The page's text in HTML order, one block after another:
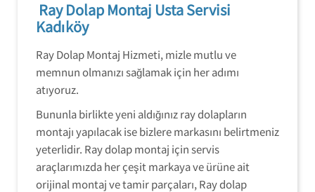
Ray Dolap Montaj Usta Servisi
Kadıköy
Ray Dolap Montaj Hizmeti, mizle mutlu ve
memnun olmanızı sağlamak için her adımı
atıyoruz.
Bununla birlikte yeni aldığınız ray dolapların
montajı yapılacak ise bizlere markasını belirtmeniz
yeterlidir. Ray dolap montaj için servis
araçlarımızda her çeşit markaya ve ürüne ait
orijinal montaj ve tamir parçaları, Ray dolap